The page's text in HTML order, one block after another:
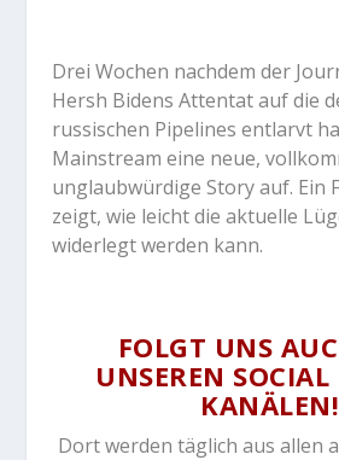
Drei Wochen nachdem der
Hersh Bidens Attentat auf die
russischen Pipelines entlarvt
Mainstream eine neue,
unglaubwürdige Story auf. Ein
zeigt, wie leicht die aktuelle
widerlegt werden kann.
FOLGT UNS
UNSEREN
KANÄLEN!
Dort werden täglich aus allen